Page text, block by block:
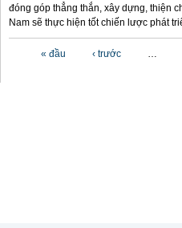
đóng góp thẳng thắn, xây dựng, thiện
Nam sẽ thực hiện tốt chiến lược phát
« đầu ‹ trước …